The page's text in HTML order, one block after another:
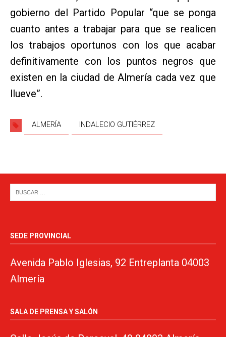
gobierno del Partido Popular “que se ponga
cuanto antes a trabajar para que se realicen
los trabajos oportunos con los que acabar
definitivamente con los puntos negros que
existen en la ciudad de Almería cada vez que
llueve”.
ALMERÍA INDALECIO GUTIÉRREZ
SEDE PROVINCIAL
Avenida Pablo Iglesias, 92 Entreplanta 04003
Almería
SALA DE PRENSA Y SALÓN